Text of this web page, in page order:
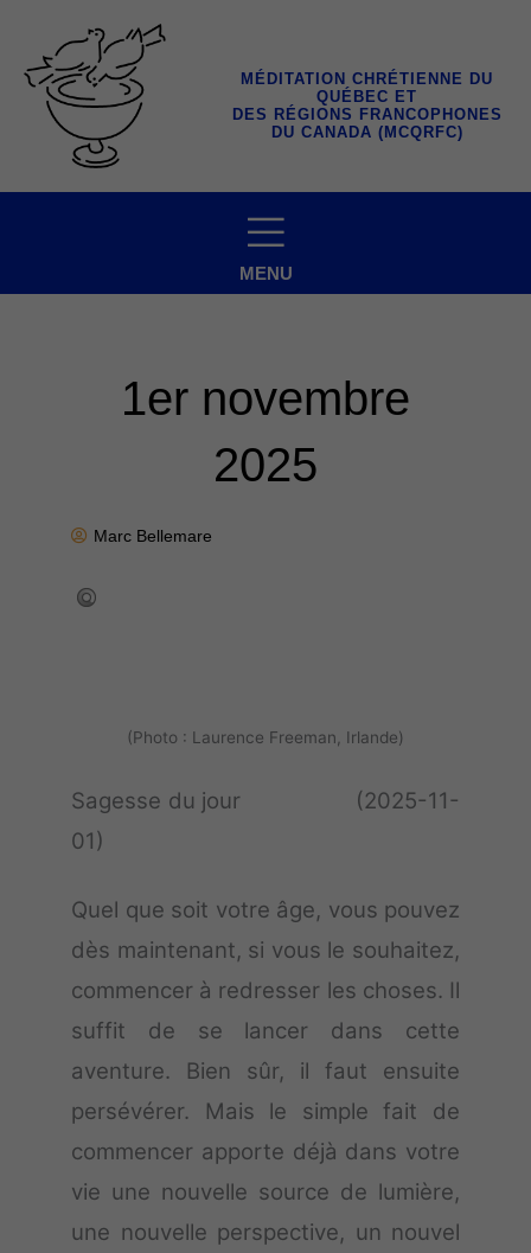
contenu
MÉDITATION CHRÉTIENNE DU
QUÉBEC ET
DES RÉGIONS FRANCOPHONES
DU CANADA (MCQRFC)
MENU
1er novembre
2025
Marc Bellemare
(Photo : Laurence Freeman, Irlande)
Sagesse du jour (2025-11-
01)
Quel que soit votre âge, vous pouvez
dès maintenant, si vous le souhaitez,
commencer à redresser les choses. Il
suffit de se lancer dans cette
aventure. Bien sûr, il faut ensuite
persévérer. Mais le simple fait de
commencer apporte déjà dans votre
vie une nouvelle source de lumière,
une nouvelle perspective, un nouvel